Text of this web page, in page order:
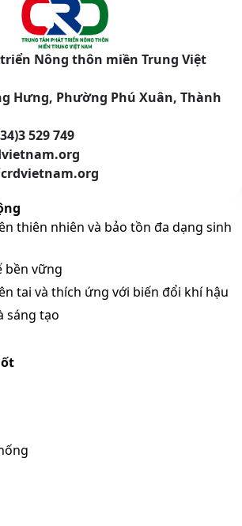
Nông thôn miền Trung Việt
Hưng, Phường Phú Xuân, Thành
529 749
thiên nhiên và bảo tồn đa dạng sinh
bền vững
tai và thích ứng với biến đổi khí hậu
sáng tạo